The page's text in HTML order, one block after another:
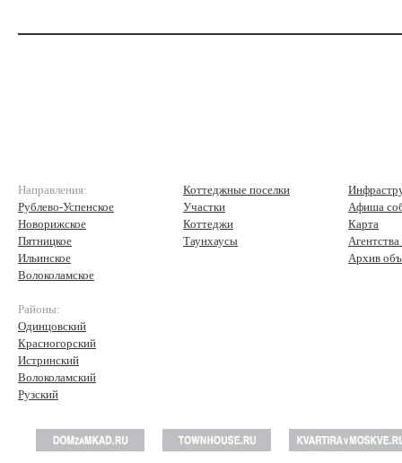
Направления:
Рублево-Успенское
Новорижское
Пятницкое
Ильинское
Волоколамское
Районы:
Одинцовский
Красногорский
Истринский
Волоколамский
Рузский
Коттеджные поселки
Участки
Коттеджи
Таунхаусы
Афиша
Карта
Архив